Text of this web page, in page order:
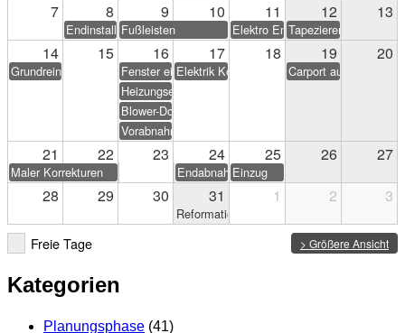
7 8 9 10 11 12 13
Endinstallation Heizung/Sanitär
Fußleisten Elektro Endarbeiten
Tapezieren &
14 15 16 17 18 19 20
Grundreinigung Fenster einstellenElektrik Korrekturen
Carport aufstellen
Heizungseinweisung
Blower-Door-Test
Vorabnahme
21 22 23 24 25 26 27
Maler Korrekturen EndabnahmeEinzug
28 29 30 31 1 2 3
Reformationstag
> Größere Ansicht
Freie Tage
Kategorien
Planungsphase (41)